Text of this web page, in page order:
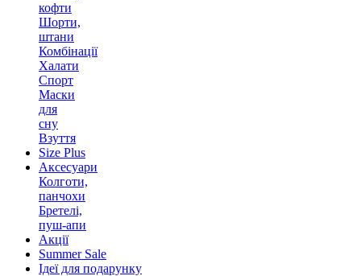
кофти
Шорти,
штани
Комбінації
Халати
Спорт
Маски
для
сну
Взуття
Size Plus
Аксесуари
Колготи,
панчохи
Бретелі,
пуш-апи
Акції
Summer Sale
Ідеї для подарунку